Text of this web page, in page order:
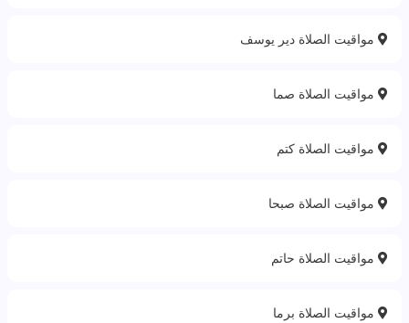
مواقيت الصلاة دير يوسف
مواقيت الصلاة صما
مواقيت الصلاة كتم
مواقيت الصلاة صبحا
مواقيت الصلاة حاتم
مواقيت الصلاة برما